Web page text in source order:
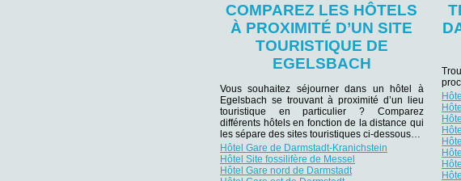
COMPAREZ LES HÔTELS
À PROXIMITÉ D’UN SITE
TOURISTIQUE DE
EGELSBACH
Vous souhaitez séjourner dans un hôtel à
Egelsbach se trouvant à proximité d’un lieu
touristique en particulier ? Comparez
différents hôtels en fonction de la distance qui
les sépare des sites touristiques ci-dessous…
Hôtel Gare de Darmstadt-Kranichstein
Hôtel Site fossilifère de Messel
Hôtel Gare nord de Darmstadt